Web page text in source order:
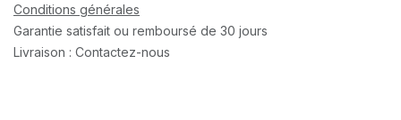
Conditions générales
Garantie satisfait ou remboursé de 30 jours
Livraison : Contactez-nous